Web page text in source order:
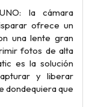
la cámara
ofrece un
una lente gran
fotos de alta
es la solución
y liberar
dondequiera que